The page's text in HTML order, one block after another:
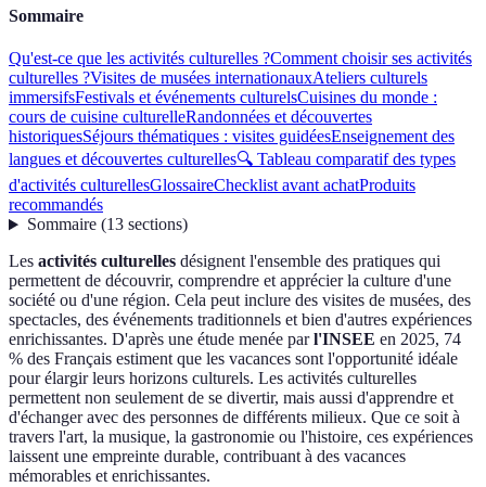
Sommaire
Qu'est-ce que les activités culturelles ?Comment choisir ses activités
culturelles ?Visites de musées internationauxAteliers culturels
immersifsFestivals et événements culturelsCuisines du monde :
cours de cuisine culturelleRandonnées et découvertes
historiquesSéjours thématiques : visites guidéesEnseignement des
langues et découvertes culturelles🔍 Tableau comparatif des types
d'activités culturellesGlossaireChecklist avant achatProduits
recommandés
Sommaire(13 sections)
Les activités culturelles désignent l'ensemble des pratiques qui
permettent de découvrir, comprendre et apprécier la culture d'une
société ou d'une région. Cela peut inclure des visites de musées, des
spectacles, des événements traditionnels et bien d'autres expériences
enrichissantes. D'après une étude menée parl'INSEE en 2025, 74
% des Français estiment que les vacances sont l'opportunité idéale
pour élargir leurs horizons culturels. Les activités culturelles
permettent non seulement de se divertir, mais aussi d'apprendre et
d'échanger avec des personnes de différents milieux. Que ce soit à
travers l'art, la musique, la gastronomie ou l'histoire, ces expériences
laissent une empreinte durable, contribuant à des vacances
mémorables et enrichissantes.